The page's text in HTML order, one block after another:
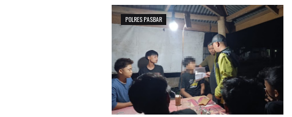
POLRES PASBAR